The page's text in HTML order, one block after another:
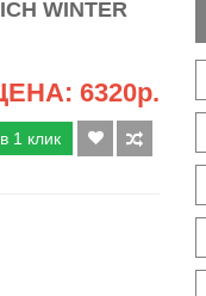
WINTER
6320р.
1 клик